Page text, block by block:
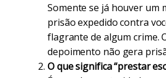
Somente se já houver um
prisão expedido contra
flagrante de algum crime.
depoimento não gera
O que significa “prestar